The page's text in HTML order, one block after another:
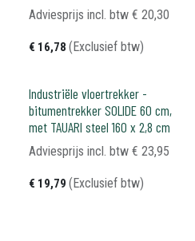
€ 16,78 (Exclusief btw)
Adviesprijs incl. btw € 20,30
Industriële vloertrekker -
bitumentrekker SOLIDE 60 cm,
met TAUARI steel 160 x 2,8 cm
€ 19,79 (Exclusief btw)
Adviesprijs incl. btw € 23,95